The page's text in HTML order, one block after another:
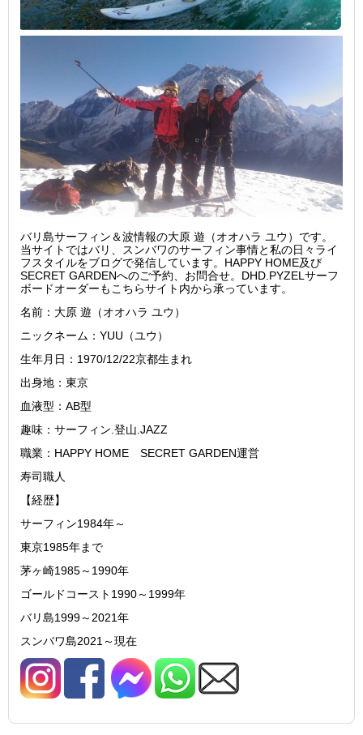
バリ島サーフィン＆波情報の大原 遊（オオハラ ユウ）です。
当サイトではバリ、スンバワのサーフィン事情と私の日々ライ
フスタイルをブログで発信しています。HAPPY HOME及び
SECRET GARDENへのご予約、お問合せ。DHD.PYZELサーフ
ボードオーダーもこちらサイト内から承っています。
名前：大原 遊（オオハラ ユウ）
ニックネーム：YUU（ユウ）
生年月日：1970/12/22京都生まれ
出身地：東京
血液型：AB型
趣味：サーフィン.登山.JAZZ
職業：HAPPY HOME SECRET GARDEN運営
寿司職人
【経歴】
サーフィン1984年～
東京1985年まで
茅ヶ崎1985～1990年
ゴールドコースト1990～1999年
バリ島1999～2021年
スンバワ島2021～現在